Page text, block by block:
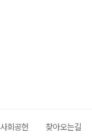
사회공헌 찾아오는길